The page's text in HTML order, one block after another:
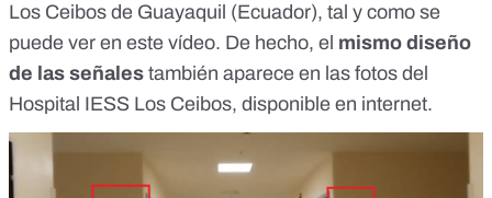
Los Ceibos de Guayaquil (Ecuador), tal y como se
puede ver en este vídeo. De hecho, el mismo diseño
de las señales también aparece en las fotos del
Hospital IESS Los Ceibos, disponible en internet.